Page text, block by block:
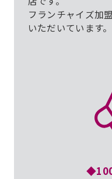
フランチャイズ加
いただいています。